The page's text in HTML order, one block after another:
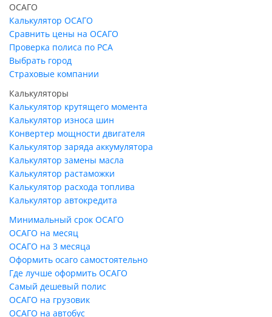
ОСАГО
Калькулятор ОСАГО
Сравнить цены на ОСАГО
Проверка полиса по РСА
Выбрать город
Страховые компании
Калькуляторы
Калькулятор крутящего момента
Калькулятор износа шин
Конвертер мощности двигателя
Калькулятор заряда аккумулятора
Калькулятор замены масла
Калькулятор растаможки
Калькулятор расхода топлива
Калькулятор автокредита
Минимальный срок ОСАГО
ОСАГО на месяц
ОСАГО на 3 месяца
Оформить осаго самостоятельно
Где лучше оформить ОСАГО
Самый дешевый полис
ОСАГО на грузовик
ОСАГО на автобус